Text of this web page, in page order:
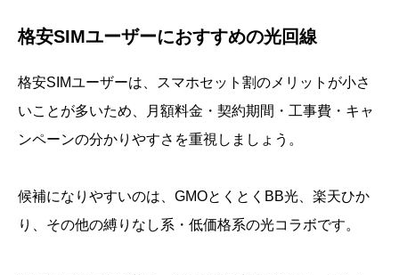
格安SIMユーザーにおすすめの光回線
格安SIMユーザーは、スマホセット割のメリットが小さ
いことが多いため、月額料金・契約期間・工事費・キャ
ンペーンの分かりやすさを重視しましょう。
候補になりやすいのは、GMOとくとくBB光、楽天ひか
り、その他の縛りなし系・低価格系の光コラボです。